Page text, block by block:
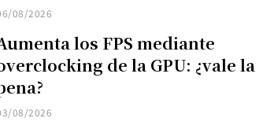
08/2026
los FPS mediante
de la GPU: ¿vale la
08/2026